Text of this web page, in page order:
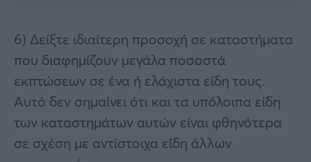
6) Δείξτε ιδιαίτερη προσοχή σε καταστήματα
που διαφημίζουν μεγάλα ποσοστά
εκπτώσεων σε ένα ή ελάχιστα είδη τους.
Αυτό δεν σημαίνει ότι και τα υπόλοιπα είδη
των καταστημάτων αυτών είναι φθηνότερα
σε σχέση με αντίστοιχα είδη άλλων